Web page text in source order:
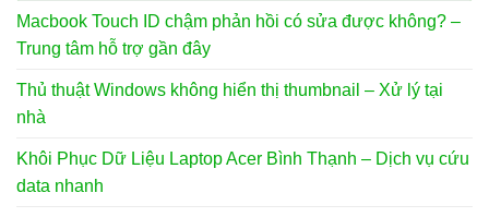
Macbook Touch ID chậm phản hồi có sửa được không? –
Trung tâm hỗ trợ gần đây
Thủ thuật Windows không hiển thị thumbnail – Xử lý tại
nhà
Khôi Phục Dữ Liệu Laptop Acer Bình Thạnh – Dịch vụ cứu
data nhanh